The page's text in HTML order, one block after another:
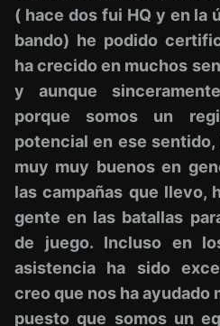
( hace dos fui HQ y en la
bando) he podido
ha crecido en muchos
y aunque
porque somos un
potencial en ese
muy muy buenos en
las campañas que llevo,
gente en las batallas
de juego. Incluso en
asistencia ha sido
creo que nos ha ayudado
puesto que somos un